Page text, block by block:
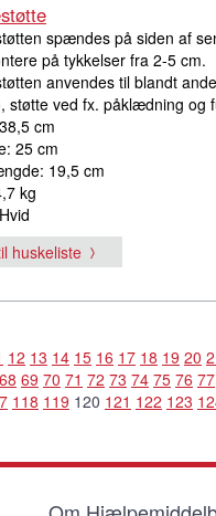
spændes på siden af
på tykkelser fra 2-5 cm.
anvendes til blandt
støtte ved fx. påklædning og
cm
25 cm
19,5 cm
kg
huskeliste
12 13 14 15 16 17 18 19 20
68 69 70 71 72 73 74 75 76 77
118 119 120 121 122 123